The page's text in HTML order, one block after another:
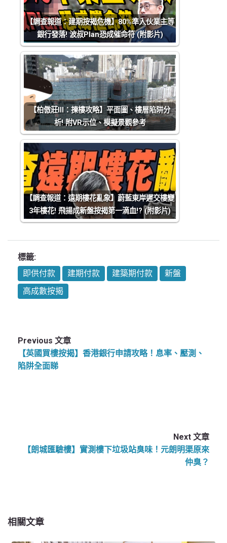
【調查報道：建期按揭危機】80%準入伙業主等
銀行發落! 波叔Plan恐成催命符 (附影片)
【柏傲莊III：揀樓攻略】平面圖、樓層陷阱分
析! 附VR示位、模擬景觀參考
【調查報道：遠期樓花亂象】蔚藍東岸遲交樓變
3年樓花! 飛揚成新盤按揭第一滴血!? (附影片)
標籤:
即供付款
建期付款 建築期付款
新盤
高成數按揭
Previous 文章
【英國買樓按揭】香港銀行申請攻略！息率、壓測、
陷阱全面睇
Next 文章
【朗城匯驗樓】實測樓下垃圾站臭味！元朗明渠原來
仲臭？
相關文章